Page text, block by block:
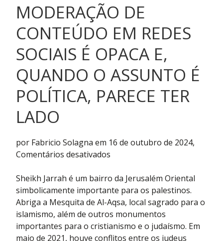
MODERAÇÃO DE
CONTEÚDO EM REDES
SOCIAIS É OPACA E,
QUANDO O ASSUNTO É
POLÍTICA, PARECE TER
LADO
por Fabricio Solagna em 16 de outubro de 2024,
Comentários desativados
de
conteúdo
em
redes
sociais
é
Sheikh Jarrah é um bairro da Jerusalém Oriental
simbolicamente importante para os palestinos.
Abriga a Mesquita de Al-Aqsa, local sagrado para o
islamismo, além de outros monumentos
importantes para o cristianismo e o judaísmo. Em
maio de 2021, houve conflitos entre os judeus